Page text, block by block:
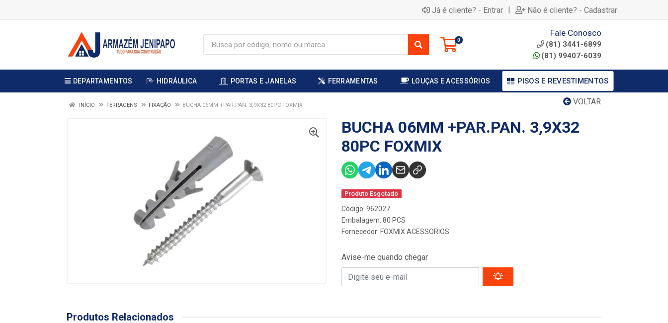
Já é cliente? - Entrar | Não é cliente? - Cadastrar
0
Fale Conosco
(81) 3441-6899
(81) 99407-6039
DEPARTAMENTOS HIDRÁULICA PORTAS E JANELAS FERRAMENTAS LOUÇAS E ACESSÓRIOS PISOS E REVESTIMENTOS
VOLTAR
INÍCIO FERRAGENS FIXAÇÃO BUCHA 06MM +PAR.PAN. 3,9X32 80PC FOXMIX
BUCHA 06MM +PAR.PAN. 3,9X32
80PC FOXMIX
Produto Esgotado
Código: 962027
Embalagem: 80 PCS
Fornecedor: FOXMIX ACESSORIOS
Avise-me quando chegar
Produtos Relacionados